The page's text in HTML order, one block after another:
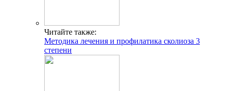
Читайте также:
Методика лечения и профилатика сколиоза 3
степени